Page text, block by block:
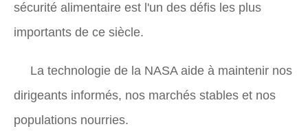
sécurité alimentaire est l'un des défis les plus
importants de ce siècle.
La technologie de la NASA aide à maintenir nos
dirigeants informés, nos marchés stables et nos
populations nourries.